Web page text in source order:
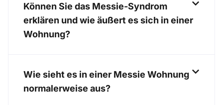
Können Sie das Messie-Syndrom
erklären und wie äußert es sich in einer
Wohnung?
Wie sieht es in einer Messie Wohnung
normalerweise aus?